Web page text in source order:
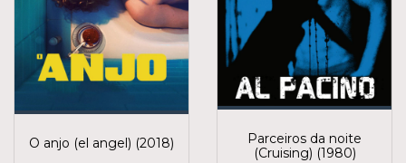
O anjo (el angel) (2018)
Parceiros da noite
(Cruising) (1980)